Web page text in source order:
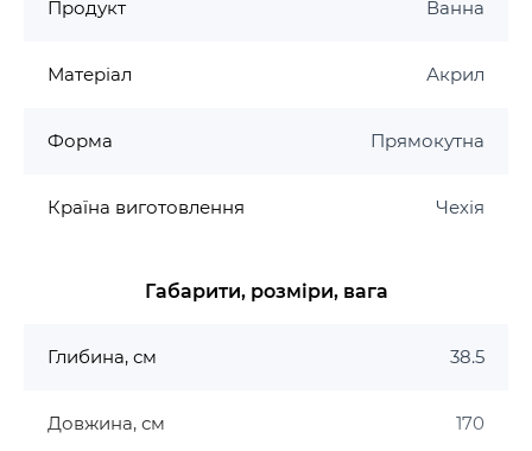
10 років гарантія на ванни
Продукт Ванна
Матеріал Акрил
Форма Прямокутна
Країна виготовлення Чехія
Габарити, розміри, вага
Глибина, см 38.5
Довжина, см 170